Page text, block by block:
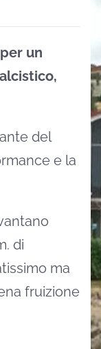
per un
del
e la
di
ma
fruizione